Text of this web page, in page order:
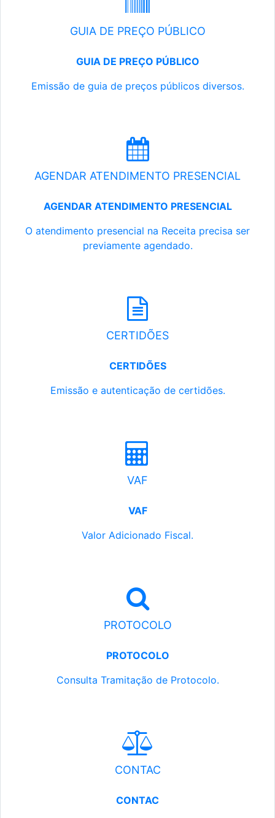
GUIA DE PREÇO PÚBLICO
GUIA DE PREÇO PÚBLICO
Emissão de guia de preços públicos diversos.
AGENDAR ATENDIMENTO PRESENCIAL
AGENDAR ATENDIMENTO PRESENCIAL
O atendimento presencial na Receita precisa ser
previamente agendado.
CERTIDÕES
CERTIDÕES
Emissão e autenticação de certidões.
VAF
VAF
Valor Adicionado Fiscal.
PROTOCOLO
PROTOCOLO
Consulta Tramitação de Protocolo.
CONTAC
CONTAC